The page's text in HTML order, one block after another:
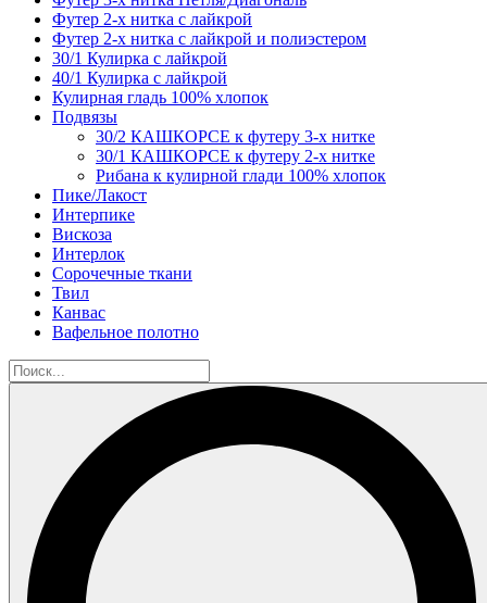
Футер 2-х нитка с лайкрой
Футер 2-х нитка с лайкрой и полиэстером
30/1 Кулирка с лайкрой
40/1 Кулирка с лайкрой
Кулирная гладь 100% хлопок
Подвязы
30/2 КАШКОРСЕ к футеру 3-х нитке
30/1 КАШКОРСЕ к футеру 2-х нитке
Рибана к кулирной глади 100% хлопок
Пике/Лакост
Интерпике
Вискоза
Интерлок
Сорочечные ткани
Твил
Канвас
Вафельное полотно